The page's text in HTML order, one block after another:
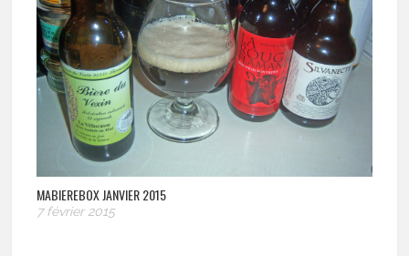
MABIEREBOX JANVIER 2015
7 février 2015